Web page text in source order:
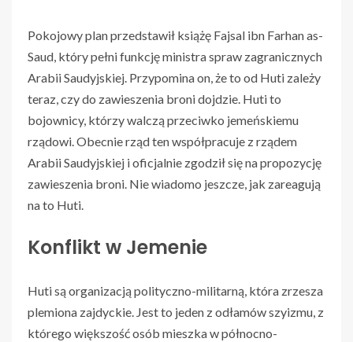
Pokojowy plan przedstawił książę Fajsal ibn Farhan as-
Saud, który pełni funkcję ministra spraw zagranicznych
Arabii Saudyjskiej. Przypomina on, że to od Huti zależy
teraz, czy do zawieszenia broni dojdzie. Huti to
bojownicy, którzy walczą przeciwko jemeńskiemu
rządowi. Obecnie rząd ten współpracuje z rządem
Arabii Saudyjskiej i oficjalnie zgodził się na propozycję
zawieszenia broni. Nie wiadomo jeszcze, jak zareagują
na to Huti.
Konflikt w Jemenie
Huti są organizacją polityczno-militarną, która zrzesza
plemiona zajdyckie. Jest to jeden z odłamów szyizmu, z
którego większość osób mieszka w północno-